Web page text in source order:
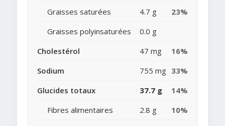
Graisses saturées
4.7 g
23%
Graisses polyinsaturées
0.0 g
Cholestérol
47 mg
16%
Sodium
755 mg 33%
Glucides totaux
37.7 g
14%
Fibres alimentaires
2.8 g
10%